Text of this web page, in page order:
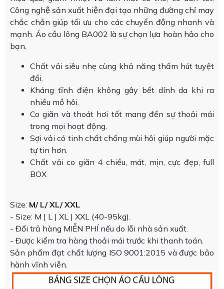
Công nghệ sản xuất hiện đại tạo những đường chỉ may
chắc chắn giúp tối ưu cho các chuyển động nhanh và
mạnh. Áo cầu lông BA002 là sự chọn lựa hoàn hảo cho
bạn.
Chất vải siêu nhẹ cùng khả năng thấm hút tuyệt
đối.
Kháng tĩnh điện không gây bết dính da khi ra
nhiều mồ hôi.
Co giãn và thoát hơi tốt mang đến sự thoải mái
trong mọi hoạt động.
Sợi vải có tinh chất chống mùi hôi giúp người mặc
tự tin hơn.
Chất vải co giãn 4 chiều, mát, mịn, cực đẹp, full
BOX
Size: M/ L/ XL/ XXL
- Size: M | L | XL | XXL (40-95kg).
- Đổi trả hàng MIỄN PHÍ nếu do lỗi nhà sản xuất.
- Được kiểm tra hàng thoải mái trước khi thanh toán.
Sản phẩm đạt chất lượng ISO 9001:2015 và được bảo
hành vĩnh viễn.